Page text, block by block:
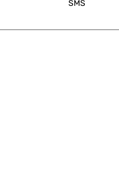
SMS